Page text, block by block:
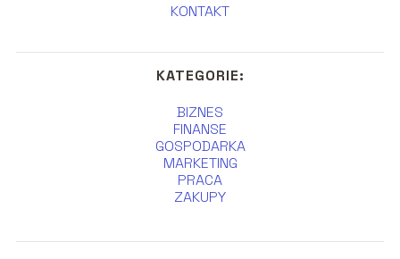
KONTAKT
KATEGORIE:
BIZNES
FINANSE
GOSPODARKA
MARKETING
PRACA
ZAKUPY